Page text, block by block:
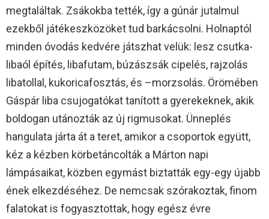
megtaláltak. Zsákokba tették, így a gúnár jutalmul
ezekből játékeszközöket tud barkácsolni. Holnaptól
minden óvodás kedvére játszhat velük: lesz csutka-
libaól építés, libafutam, búzászsák cipelés, rajzolás
libatollal, kukoricafosztás, és –morzsolás. Örömében
Gáspár liba csujogatókat tanított a gyerekeknek, akik
boldogan utánozták az új rigmusokat. Ünneplés
hangulata járta át a teret, amikor a csoportok együtt,
kéz a kézben körbetáncolták a Márton napi
lámpásaikat, közben egymást biztatták egy-egy újabb
ének elkezdéséhez. De nemcsak szórakoztak, finom
falatokat is fogyasztottak, hogy egész évre